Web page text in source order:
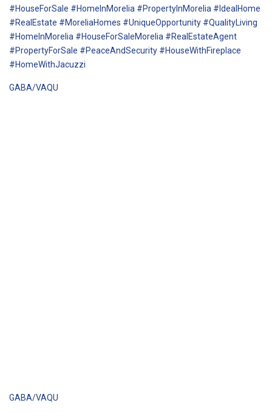
#HouseForSale #HomeInMorelia #PropertyInMorelia #IdealHome
#RealEstate #MoreliaHomes #UniqueOpportunity #QualityLiving
#HomeInMorelia #HouseForSaleMorelia #RealEstateAgent
#PropertyForSale #PeaceAndSecurity #HouseWithFireplace
#HomeWithJacuzzi
GABA/VAQU
GABA/VAQU